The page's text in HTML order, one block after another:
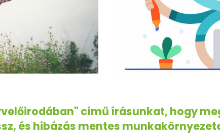
című írásunkat, hogy
és hibázás mentes